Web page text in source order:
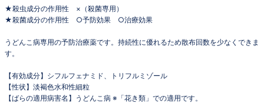
★殺虫成分の作用性 ×（殺菌専用）
★殺菌成分の作用性 ○予防効果 ○治療効果
うどんこ病専用の予防治療薬です。持続性に優れるため散布回数を少なくできま
す。
【有効成分】シフルフェナミド、トリフルミゾール
【性状】淡褐色水和性細粒
【ばらの適用病害名】うどんこ病 ※「花き類」での適用です。